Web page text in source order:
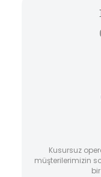
Kusursuz
müşterilerimizin